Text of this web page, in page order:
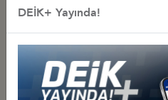
DEİK+ Yayında!